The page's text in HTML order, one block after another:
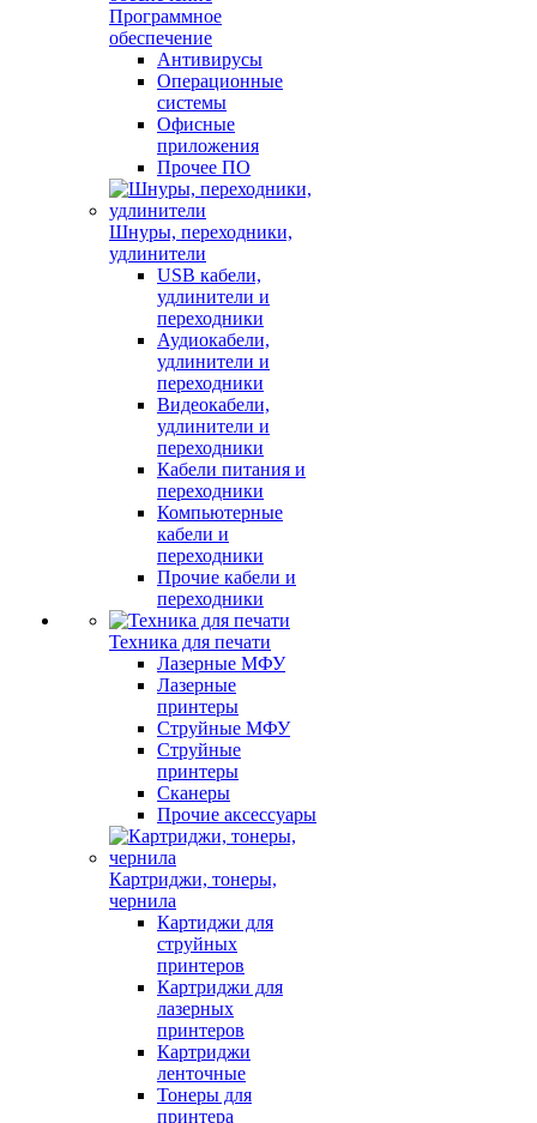
Программное
обеспечение
Антивирусы
Операционные
системы
Офисные
приложения
Прочее ПО
Шнуры, переходники,
удлинители
USB кабели,
удлинители и
переходники
Аудиокабели,
удлинители и
переходники
Видеокабели,
удлинители и
переходники
Кабели питания и
переходники
Компьютерные
кабели и
переходники
Прочие кабели и
переходники
Техника для печати
Лазерные МФУ
Лазерные
принтеры
Струйные МФУ
Струйные
принтеры
Сканеры
Прочие аксессуары
Картриджи, тонеры,
чернила
Картиджи для
струйных
принтеров
Картриджи для
лазерных
принтеров
Картриджи
ленточные
Тонеры для
принтера